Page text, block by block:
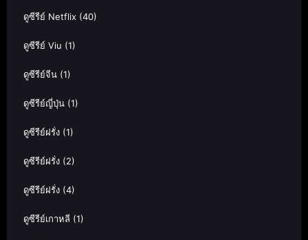
ดูซีรีย์ Netflix (40)
ดูซีรีย์ Viu (1)
ดูซีรีย์จีน (1)
ดูซีรีย์ญี่ปุ่น (1)
ดูซีรีย์ฝรั่ง (1)
ดูซีรีย์ฝรั่ง (2)
ดูซีรีย์ฝรั่ง (4)
ดูซีรีย์เกาหลี (1)